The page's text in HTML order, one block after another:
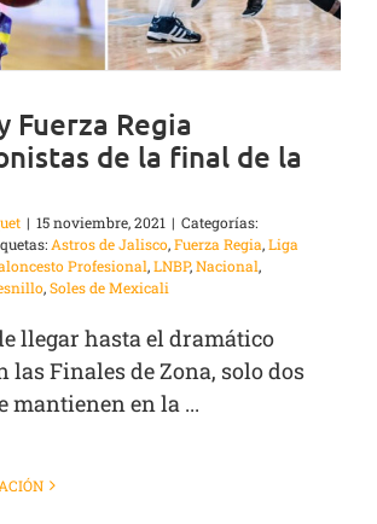
Fuerza Regia
de la final de la
| 15 noviembre, 2021 | Categorías:
Astros de Jalisco,Fuerza Regia,Liga
Profesional,LNBP,Nacional,
,Soles de Mexicali
llegar hasta el dramático
las Finales de Zona, solo dos
mantienen en la ...